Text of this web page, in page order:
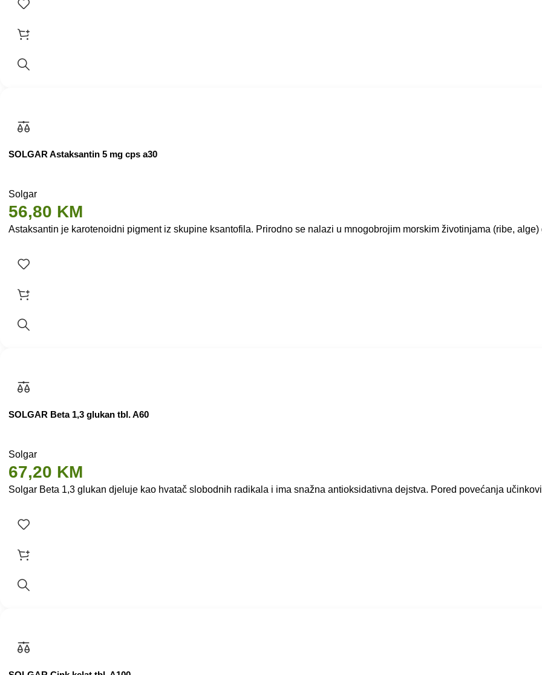
SOLGAR Astaksantin 5 mg cps a30
Solgar
56,80 KM
Astaksantin je karotenoidni pigment iz skupine ksantofila. Prirodno se nalazi u mnogobrojim morskim životinjama (ribe,
SOLGAR Beta 1,3 glukan tbl. A60
Solgar
67,20 KM
Solgar Beta 1,3 glukan djeluje kao hvatač slobodnih radikala i ima snažna antioksidativna dejstva. Pored povećanja